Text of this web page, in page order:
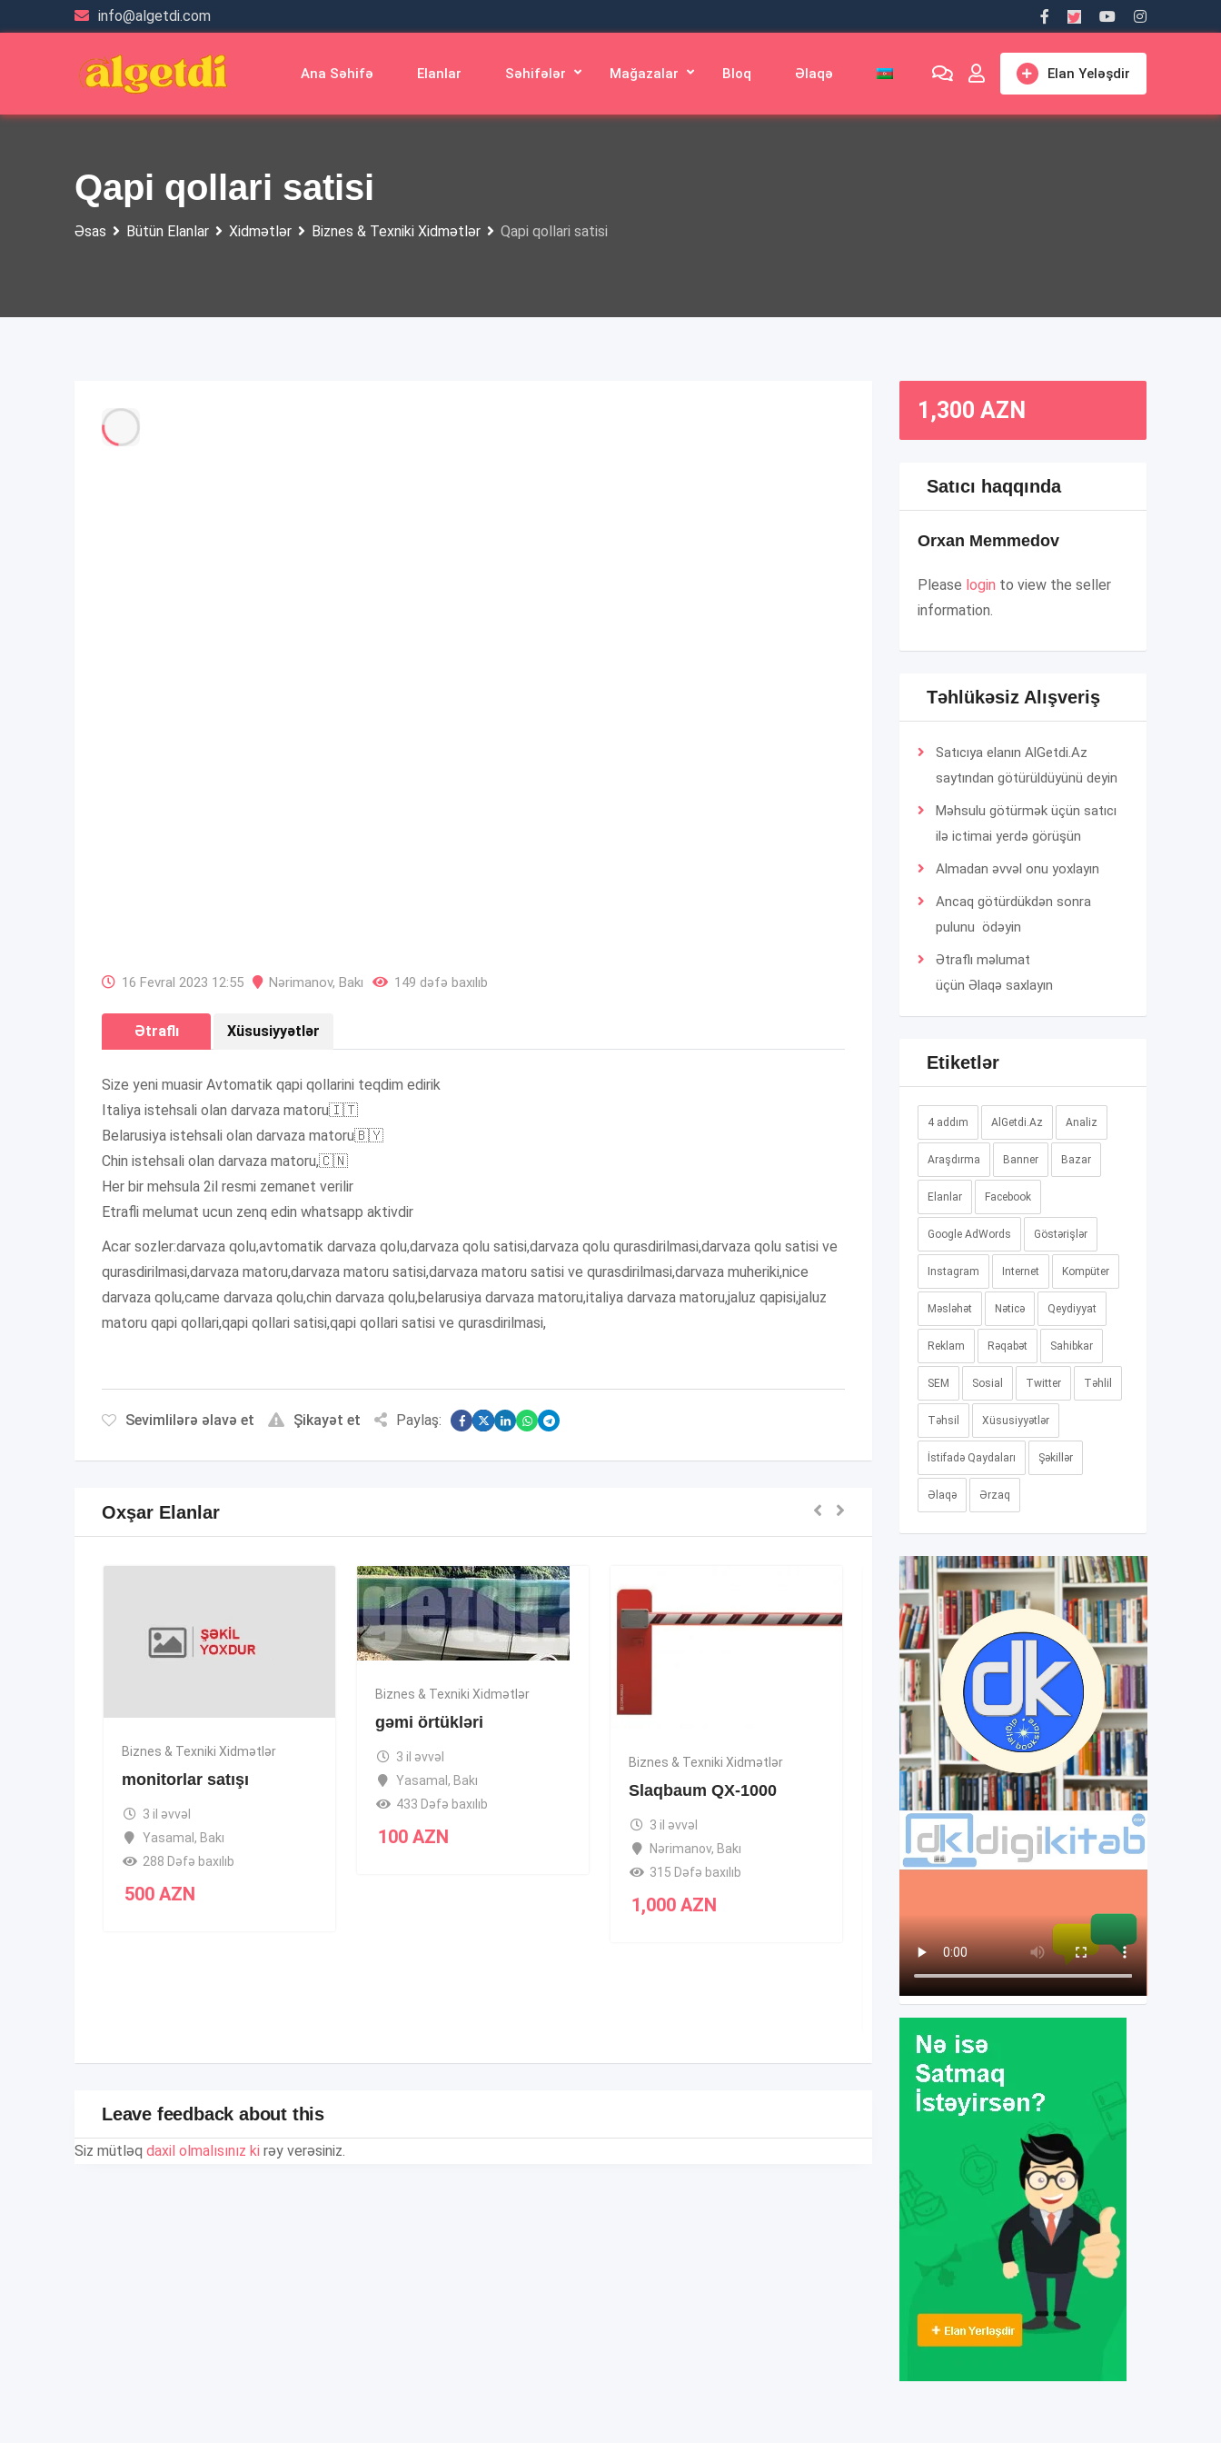
to
info@algetdi.com
Elan Yeləşdir
Ana Səhifə Elanlar Səhifələr Mağazalar Bloq Əlaqə
Qapi qollari satisi
Əsas Bütün Elanlar Xidmətlər Biznes & Texniki Xidmətlər Qapi qollari satisi
16 Fevral 2023 12:55 Nərimanov, Bakı 149 dəfə baxılıb
Ətraflı Xüsusiyyətlər
Size yeni muasir Avtomatik qapi qollarini teqdim edirik
Italiya istehsali olan darvaza matoru🇮🇹
Belarusiya istehsali olan darvaza matoru🇧🇾
Chin istehsali olan darvaza matoru,🇨🇳
Her bir mehsula 2il resmi zemanet verilir
Etrafli melumat ucun zenq edin whatsapp aktivdir
Acar sozler:darvaza qolu,avtomatik darvaza qolu,darvaza qolu satisi,darvaza qolu qurasdirilmasi,darvaza qolu satisi ve
qurasdirilmasi,darvaza matoru,darvaza matoru satisi,darvaza matoru satisi ve qurasdirilmasi,darvaza muheriki,nice
darvaza qolu,came darvaza qolu,chin darvaza qolu,belarusiya darvaza matoru,italiya darvaza matoru,jaluz qapisi,jaluz
matoru qapi qollari,qapi qollari satisi,qapi qollari satisi ve qurasdirilmasi,
Sevimlilərə əlavə et Şikayət et Paylaş:
Oxşar Elanlar
Biznes & Texniki Xidmətlər
monitorlar satışı
3 il əvvəl
Yasamal, Bakı
288 Dəfə baxılıb
500 AZN
Biznes & Texniki Xidmətlər
gəmi örtükləri
3 il əvvəl
Yasamal , Bakı
433 Dəfə baxılıb
100AZN
Biznes & Texniki Xidmətlər
Slaqbaum QX-1000
3 il əvvəl
Nərimanov, Bakı
315 Dəfə baxılıb
1,000AZN
Biznes & Texniki Xidmətlər
Yasamal,Bakı
360 Dəfə baxılıb
100AZN
Leave feedback about this
Siz mütləq daxil olmalısınız ki rəy verəsiniz.
1,300 AZN
Satıcı haqqında
Orxan Memmedov
Please login to view the seller
information.
Təhlükəsiz Alışveriş
Satıcıya elanın AlGetdi.Az
saytından götürüldüyünü deyin
Məhsulu götürmək üçün satıcı
ilə ictimai yerdə görüşün
Almadan əvvəl onu yoxlayın
Ancaq götürdükdən sonra
pulunu ödəyin
Ətraflı məlumat
üçün Əlaqə saxlayın
Etiketlər
4 addım AlGetdi.Az Analiz
Araşdırma Banner Bazar
Elanlar Facebook
Google AdWords Göstərişlər
Instagram Internet Kompüter
Məsləhət Nəticə Qeydiyyat
Reklam Rəqabət Sahibkar
SEM Sosial Twitter Təhlil
Təhsil Xüsusiyyətlər
İstifadə Qaydaları Şəkillər
Əlaqə Ərzaq